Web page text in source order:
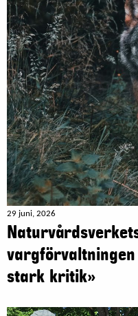
29 juni, 2026
stark kritik»